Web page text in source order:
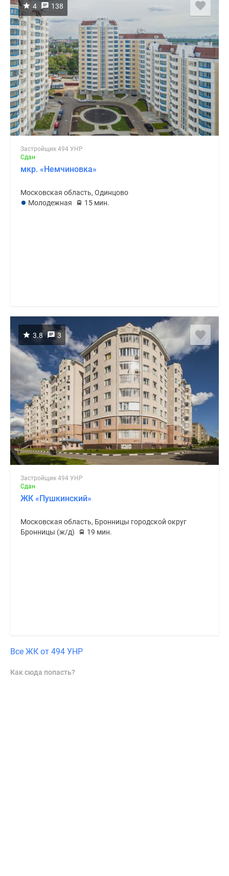
4 138
Застройщик 494 УНР
Сдан
мкр. «Немчиновка»
Московская область, Одинцово
Молодежная
15 мин.
3.8 3
Застройщик 494 УНР
Сдан
ЖК «Пушкинский»
Московская область, Бронницы городской округ
Бронницы (ж/д)
19 мин.
Все ЖК от 494 УНР
Как сюда попасть?